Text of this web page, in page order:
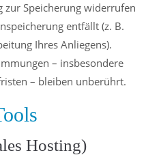
Speicherung widerrufen
entfällt (z. B.
Ihres Anliegens).
– insbesondere
– bleiben unberührt.
Hosting)